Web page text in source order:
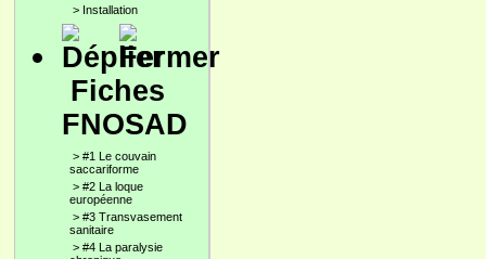
> Installation
Fiches
FNOSAD
> #1 Le couvain
saccariforme
> #2 La loque
européenne
> #3 Transvasement
sanitaire
> #4 La paralysie